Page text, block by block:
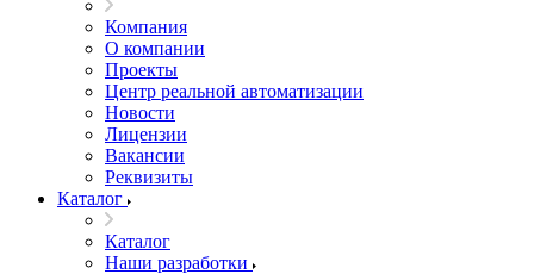
Компания
О компании
Проекты
Центр реальной автоматизации
Новости
Лицензии
Вакансии
Реквизиты
Каталог
Каталог
Наши разработки